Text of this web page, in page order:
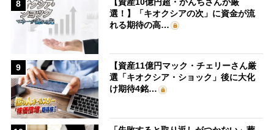
8
選！】「キオクシアの次」に資金が流
れる期待の高…
9
【資産11億円マック・チェリーさん厳
選「キオクシア・ショック」後に大化
け期待4銘…